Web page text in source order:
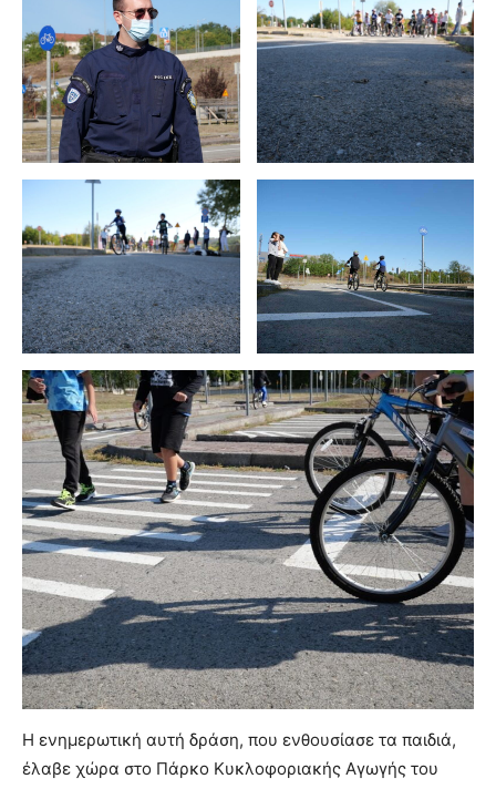
Η ενημερωτική αυτή δράση, που ενθουσίασε τα παιδιά,
έλαβε χώρα στο Πάρκο Κυκλοφοριακής Αγωγής του